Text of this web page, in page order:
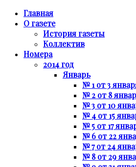
Главная
О газете
История газеты
Коллектив
Номера
2014 год
Январь
№ 1 от 3
№ 2 от 8
№ 3 от 10
№ 4 от 15
№ 5 от 17
№ 6 от 22
№ 7 от 24
№ 8 от 29